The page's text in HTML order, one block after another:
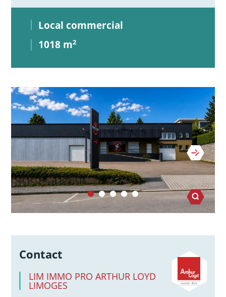
Local commercial
1018 m2
Contact
LIM IMMO PRO ARTHUR LOYD
LIMOGES